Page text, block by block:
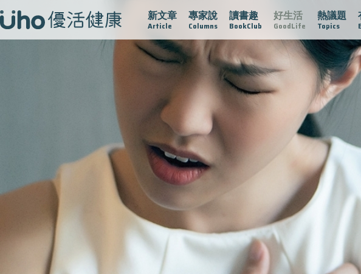
新文章
Article
專家說
Columns
讀書趣
BookClub
好生活
GoodLife
熱議題
Topics
疫情保衛戰 再生醫學 愛的未來視 認識攝護腺肥大 守護骨骼健康 達文